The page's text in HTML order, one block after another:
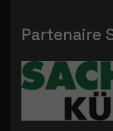
Partenaire